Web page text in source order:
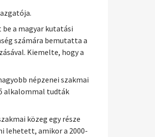
a magyar kutatási
számára bemutatta a
Kiemelte, hogy a
népzenei szakmai
alkalommal tudták
közeg egy része
lehetett, amikor a 2000-